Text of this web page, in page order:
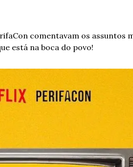
comentavam os assuntos
está na boca do povo!